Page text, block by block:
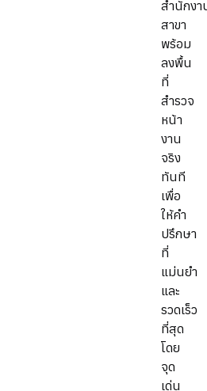
สำนักง
สาขา
พร้อม
ลงพื้น
ที่
สำรวจ
หน้า
งาน
จริง
ทันที
เพื่อ
ให้คำ
ปรึกษา
ที่
แม่นยำ
และ
รวดเร็ว
ที่สุด
โดย
จุด
เด่น